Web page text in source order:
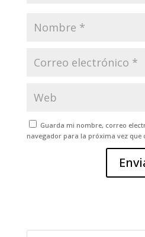
Guarda mi nombre, correo
navegador para la próxima vez que